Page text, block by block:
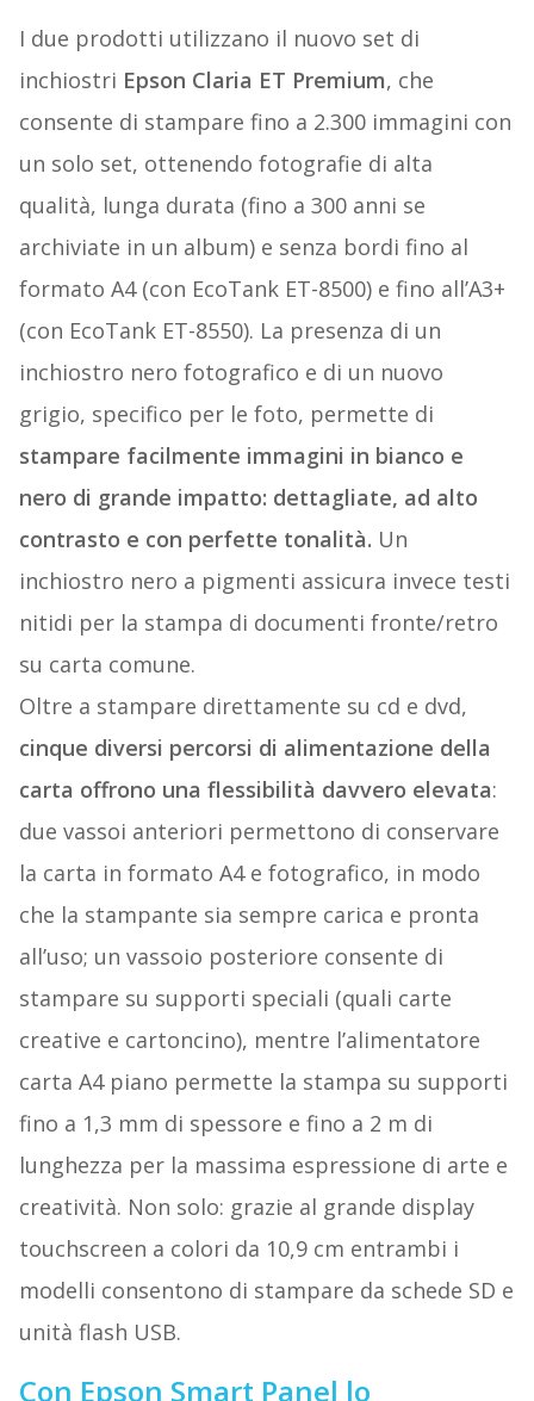
I due prodotti utilizzano il nuovo set di
inchiostri Epson Claria ET Premium, che
consente di stampare fino a 2.300 immagini con
un solo set, ottenendo fotografie di alta
qualità, lunga durata (fino a 300 anni se
archiviate in un album) e senza bordi fino al
formato A4 (con EcoTank ET-8500) e fino all’A3+
(con EcoTank ET-8550). La presenza di un
inchiostro nero fotografico e di un nuovo
grigio, specifico per le foto, permette di
stampare facilmente immagini in bianco e
nero di grande impatto: dettagliate, ad alto
contrasto e con perfette tonalità. Un
inchiostro nero a pigmenti assicura invece testi
nitidi per la stampa di documenti fronte/retro
su carta comune.
Oltre a stampare direttamente su cd e dvd,
cinque diversi percorsi di alimentazione della
carta offrono una flessibilità davvero elevata:
due vassoi anteriori permettono di conservare
la carta in formato A4 e fotografico, in modo
che la stampante sia sempre carica e pronta
all’uso; un vassoio posteriore consente di
stampare su supporti speciali (quali carte
creative e cartoncino), mentre l’alimentatore
carta A4 piano permette la stampa su supporti
fino a 1,3 mm di spessore e fino a 2 m di
lunghezza per la massima espressione di arte e
creatività. Non solo: grazie al grande display
touchscreen a colori da 10,9 cm entrambi i
modelli consentono di stampare da schede SD e
unità flash USB.
Con Epson Smart Panel lo